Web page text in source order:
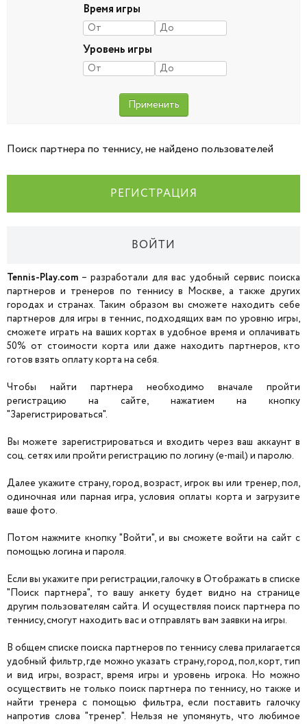
Время игры
Уровень игры
Поиск партнера по теннису, не найдено пользователей
РЕГИСТРАЦИЯ
ВОЙТИ
Tennis-Play.com – разработали для вас удобный сервис поиска
партнеров и тренеров по теннису в Москве, а также других
городах и странах. Таким образом вы сможете находить себе
партнеров для игры в теннис, подходящих вам по уровню игры,
сможете играть на ваших кортах в удобное время и оплачивать
50% от стоимости корта или даже находить партнеров, кто
готов взять оплату корта на себя.
Чтобы найти партнера необходимо вначале пройти
регистрацию на сайте, нажатием на кнопку
"Зарегистрироваться".
Вы можете зарегистрироваться и входить через ваш аккаунт в
соц. сетях или пройти регистрацию по логину (e-mail) и паролю.
Далее укажите страну, город, возраст, игрок вы или тренер, пол,
одиночная или парная игра, условия оплаты корта и загрузите
ваше фото.
Потом нажмите кнопку "Войти", и вы сможете войти на сайт с
помощью логина и пароля.
Если вы укажите при регистрации, галочку в Отображать в списке
"Поиск партнера", то вашу анкету будет видно на странице
другим пользователям сайта. И осуществляя поиск партнера по
теннису, смогут находить вас и отправлять вам заявки на игры.
В общем списке поиска партнеров по теннису слева прилагается
удобный фильтр, где можно указать страну, город, пол, корт, тип
и вид игры, возраст, время игры и уровень игрока. Но можно
осуществить не только поиск партнера по теннису, но также и
найти тренера с помощью фильтра, если поставить галочку
напротив слова "тренер". Нельзя не упомянуть, что любимое